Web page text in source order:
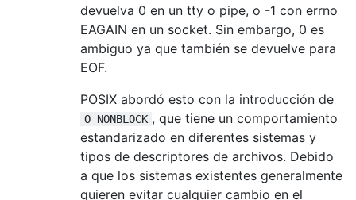
devuelva 0 en un tty o pipe, o -1 con errno
EAGAIN en un socket. Sin embargo, 0 es
ambiguo ya que también se devuelve para
EOF.
POSIX abordó esto con la introducción de
O_NONBLOCK , que tiene un comportamiento
estandarizado en diferentes sistemas y
tipos de descriptores de archivos. Debido
a que los sistemas existentes generalmente
quieren evitar cualquier cambio en el